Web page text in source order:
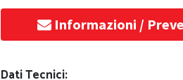
Informazioni /
Dati Tecnici: